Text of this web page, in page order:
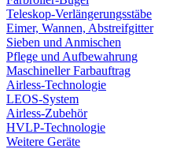
Teleskop-Verlängerungsstäbe
Eimer, Wannen, Abstreifgitter
Sieben und Anmischen
Pflege und Aufbewahrung
Maschineller Farbauftrag
Airless-Technologie
LEOS-System
Airless-Zubehör
HVLP-Technologie
Weitere Geräte